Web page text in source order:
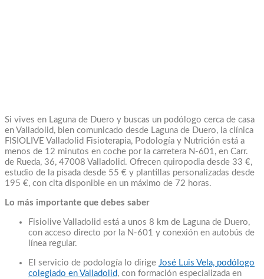
Si vives en Laguna de Duero y buscas un podólogo cerca de casa
en Valladolid, bien comunicado desde Laguna de Duero, la clínica
FISIOLIVE Valladolid Fisioterapia, Podología y Nutrición está a
menos de 12 minutos en coche por la carretera N-601, en Carr.
de Rueda, 36, 47008 Valladolid. Ofrecen quiropodia desde 33 €,
estudio de la pisada desde 55 € y plantillas personalizadas desde
195 €, con cita disponible en un máximo de 72 horas.
Lo más importante que debes saber
Fisiolive Valladolid está a unos 8 km de Laguna de Duero,
con acceso directo por la N-601 y conexión en autobús de
línea regular.
El servicio de podología lo dirige José Luis Vela, podólogo
colegiado en Valladolid, con formación especializada en